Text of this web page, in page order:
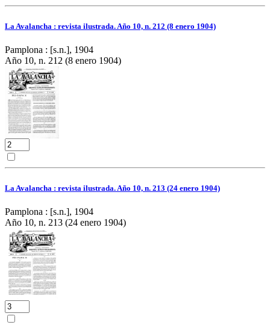
La Avalancha : revista ilustrada. Año 10, n. 212 (8 enero 1904)
Pamplona : [s.n.], 1904
Año 10, n. 212 (8 enero 1904)
La Avalancha : revista ilustrada. Año 10, n. 213 (24 enero 1904)
Pamplona : [s.n.], 1904
Año 10, n. 213 (24 enero 1904)